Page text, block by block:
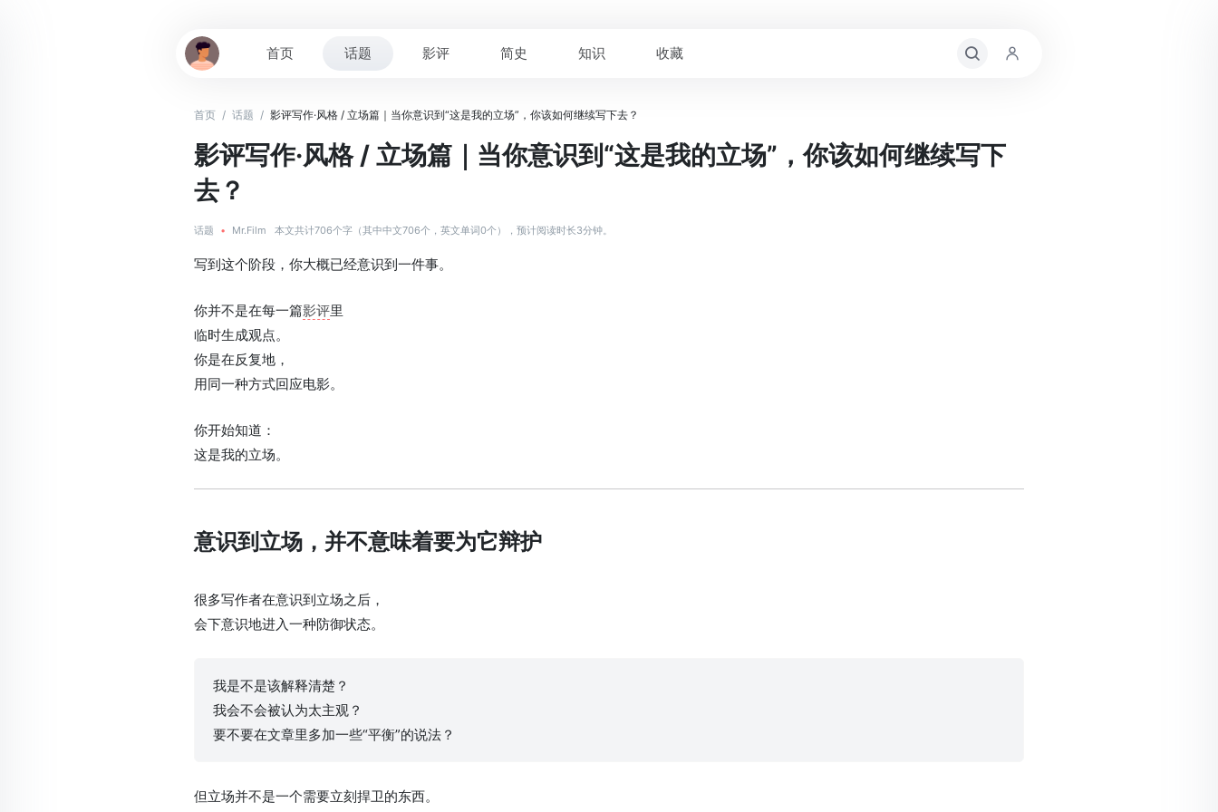
首页 话题 影评 简史 知识 收藏
首页 / 话题 / 影评写作·风格 / 立场篇｜当你意识到“这是我的立场”，你该如何继续写下去？
影评写作·风格 / 立场篇｜当你意识到“这是我的立场”，你该如何继续写下
去？
话题 • Mr.Film 本文共计706个字（其中中文706个，英文单词0个），预计阅读时长3分钟。
写到这个阶段，你大概已经意识到一件事。
你并不是在每一篇影评里
临时生成观点。
你是在反复地，
用同一种方式回应电影。
你开始知道：
这是我的立场。
意识到立场，并不意味着要为它辩护
很多写作者在意识到立场之后，
会下意识地进入一种防御状态。
我是不是该解释清楚？
我会不会被认为太主观？
要不要在文章里多加一些“平衡”的说法？
但立场并不是一个需要立刻捍卫的东西。